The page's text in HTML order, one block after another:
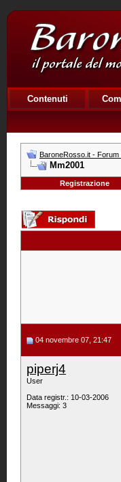
Contenuti
BaroneRosso.it - Forum
Mm2001
Registrazione
04 novembre 07, 21:47
piperj4
User
Data registr.: 10-03-2006
Messaggi: 3